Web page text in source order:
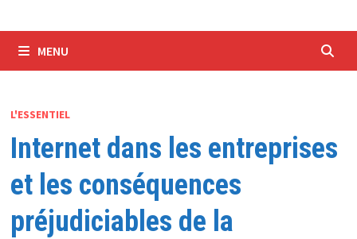
MENU
L'ESSENTIEL
Internet dans les entreprises
et les conséquences
préjudiciables de la